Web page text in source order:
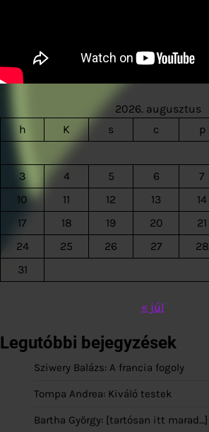
2026. augusztus
h
K s c p
3
4 5 6 7
10
11 12 13 14
17
18 19 20 21
24
25 26 27 28
31
« júl
Legutóbbi bejegyzések
Sziwery Balázs: A francia fogoly
Tompa Andrea: Kiváló testek
Bartha György: [tartósan itt marad…]